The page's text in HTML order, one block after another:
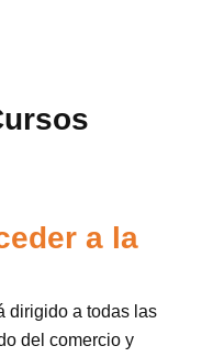
a la
dirigido a todas las
del comercio y